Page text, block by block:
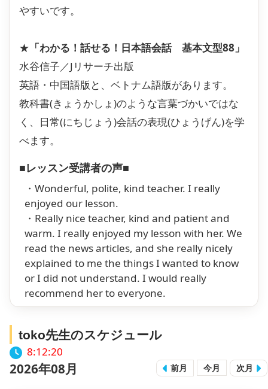
やすいです。
★ 「わかる！話せる！日本語会話 基本文型88」
水谷信子／Jリサーチ出版
英語・中国語版と、ベトナム語版があります。
教科書(きょうかしょ)のような言葉づかいではな
く、日常(にちじょう)会話の表現(ひょうげん)を学
べます。
■レッスン受講者の声■
・Wonderful, polite, kind teacher. I really
enjoyed our lesson.
・Really nice teacher, kind and patient and
warm. I really enjoyed my lesson with her. We
read the news articles, and she really nicely
explained to me the things I wanted to know
or I did not understand. I would really
recommend her to everyone.
toko先生のスケジュール
8:12:21
2026年08月 前月 今月 次月